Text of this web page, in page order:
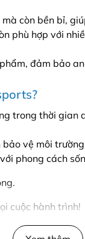
còn bền bỉ,
phù hợp với
đảm bảo
trong thời
vệ môi
phong cách
cuộc hành trình!